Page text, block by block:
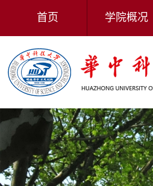
首页 学院概况